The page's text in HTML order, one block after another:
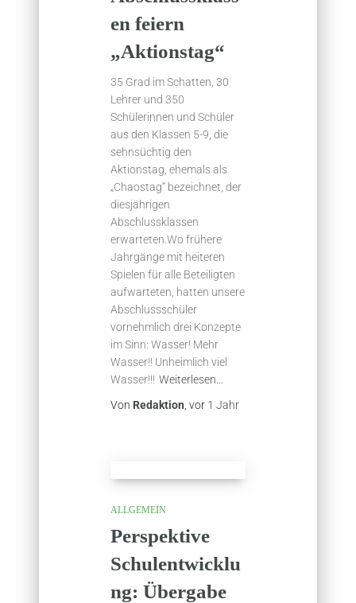
en feiern
„Aktionstag“
35 Grad im Schatten, 30
Lehrer und 350
Schülerinnen und Schüler
aus den Klassen 5-9, die
sehnsüchtig den
Aktionstag, ehemals als
„Chaostag“ bezeichnet, der
diesjährigen
Abschlussklassen
erwarteten.Wo frühere
Jahrgänge mit heiteren
Spielen für alle Beteiligten
aufwarteten, hatten unsere
Abschlussschüler
vornehmlich drei Konzepte
im Sinn: Wasser! Mehr
Wasser!! Unheimlich viel
Wasser!!! Weiterlesen…
Von Redaktion , vor 1 Jahr
ALLGEMEIN
Perspektive
Schulentwicklu
ng: Übergabe